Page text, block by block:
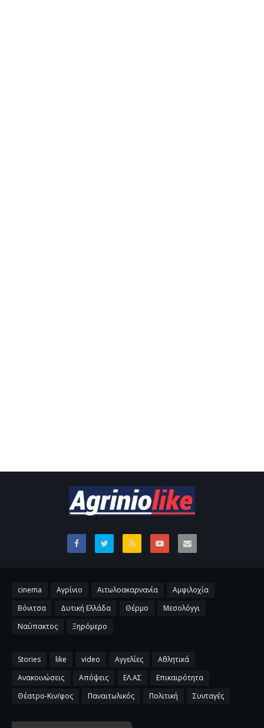
cinema Αγρίνιο Αιτωλοακαρνανία
Αμφιλοχία
Βόνιτσα
Δυτική Ελλάδα Θέρμο
Μεσολόγγι
Ναύπακτος
Ξηρόμερο
Stories like video Αγγελίες
Αθλητικά
Ανακοινώσεις
Απόψεις ΕΛ.ΑΣ
Επικαιρότητα
Θέατρο-Κιν/φος
Παναιτωλικός Πολιτική Συνταγές